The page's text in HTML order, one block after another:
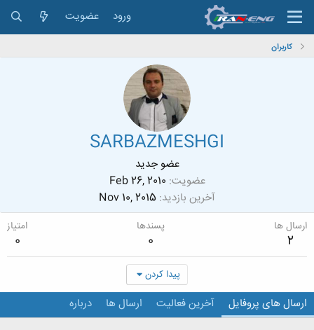
ورود عضویت
کاربران
SARBAZMESHGI
عضو جدید
عضویت Feb 26, 2010
آخرین بازدید Nov 10, 2015
ارسال ها
2
پسندها
0
امتیاز
0
پیدا کردن
ارسال های پروفایل آخرین فعالیت ارسال ها درباره